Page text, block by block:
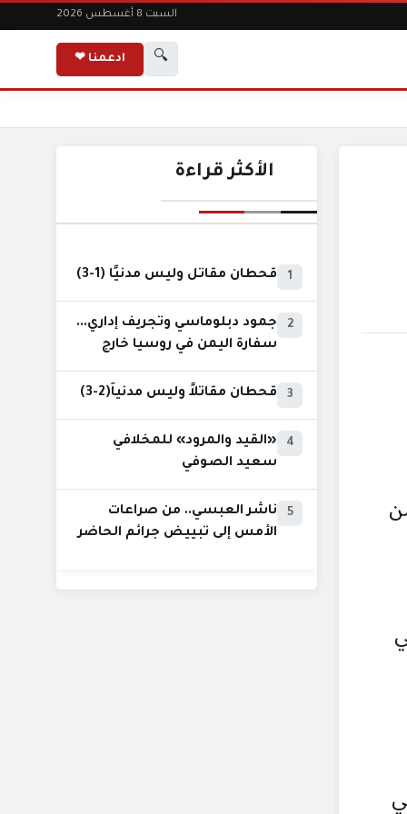
السبت 8 أغسطس 2026
🔍 ادعمنا ❤
الأكثر قراءة
1 قحطان مقاتل وليس مدنيًا (1-3)
2
جمود دبلوماسي وتجريف إداري...
سفارة اليمن في روسيا خارج
3 قحطان مقاتلاً وليس مدنياً(2-3)
4
«القيد والمرود» للمخلافي
سعيد الصوفي
5
ناشر العبسي.. من صراعات
الأمس إلى تبييض جرائم الحاضر